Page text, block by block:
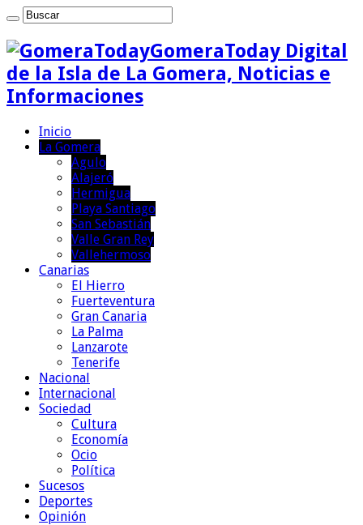
GomeraToday Digital
de la Isla de La Gomera, Noticias e
Informaciones
Inicio
La Gomera
Agulo
Alajeró
Hermigua
Playa Santiago
San Sebastián
Valle Gran Rey
Vallehermoso
Canarias
El Hierro
Fuerteventura
Gran Canaria
La Palma
Lanzarote
Tenerife
Nacional
Internacional
Sociedad
Cultura
Economía
Ocio
Política
Sucesos
Deportes
Opinión